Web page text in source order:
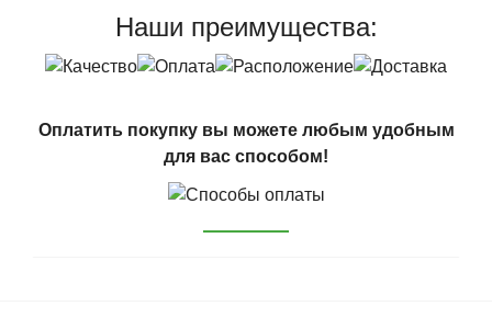
Наши преимущества:
Оплатить покупку вы можете любым удобным
для вас способом!